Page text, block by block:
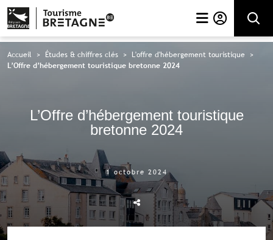
Rechercher
Accueil > Études & chiffres clés > L'offre d'hébergement touristique >
L’Offre d’hébergement touristique bretonne 2024
L’Offre d’hébergement touristique
bretonne 2024
1 octobre 2024